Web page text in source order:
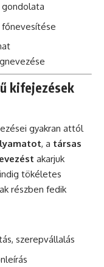
kifejezések
gyakran attól
, a társas
akarjuk
tökéletes
részben fedik
szerepvállalás